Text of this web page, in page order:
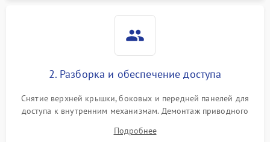
2. Разборка и обеспечение доступа
Снятие верхней крышки, боковых и передней панелей для
доступа к внутренним механизмам. Демонтаж приводного
Обеспечение свободного доступа к ТЭНу, компрессору,
Подробнее